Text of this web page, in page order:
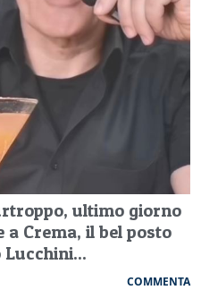
ultimo giorno
a Crema, il bel posto
COMMENTA